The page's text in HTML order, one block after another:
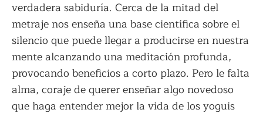
verdadera sabiduría. Cerca de la mitad del
metraje nos enseña una base científica sobre el
silencio que puede llegar a producirse en nuestra
mente alcanzando una meditación profunda,
provocando beneficios a corto plazo. Pero le falta
alma, coraje de querer enseñar algo novedoso
que haga entender mejor la vida de los yoguis